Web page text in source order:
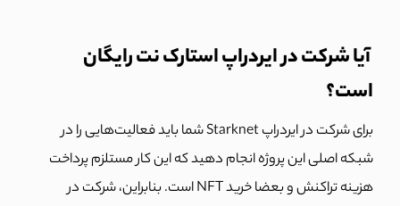
آیا شرکت در ایردراپ استارک نت رایگان
است؟
برای شرکت در ایردراپ Starknet شما باید فعالیت‌هایی را در
شبکه اصلی این پروژه انجام دهید که این کار مستلزم پرداخت
هزینه تراکنش و بعضا خرید NFT است. بنابراین، شرکت در